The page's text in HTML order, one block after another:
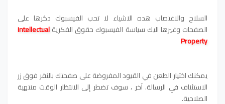
السلاح والاغتصاب هده الاشياء لا تحب الفيسبوك دكرها على
الصفحات وغيرها اليك سياسة الفيسبوك حقوق الفكريةIntellectual
Property
يمكنك اختيار الطعن في القيود المفروضة على صفحتك بالنقر فوق زر
الاستئناف في الرسالة. آخر ، سوف تضطر إلى الانتظار الوقت منتهية
الصلاحية.